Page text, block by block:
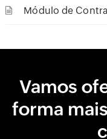
Módulo de
Vamos
forma